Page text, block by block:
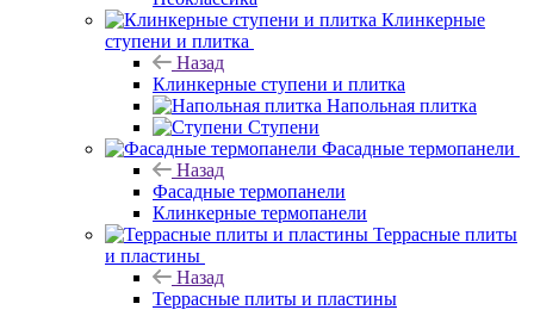
Клинкерные
ступени и плитка
Назад
Клинкерные ступени и плитка
Напольная плитка
Ступени
Фасадные термопанели
Назад
Фасадные термопанели
Клинкерные термопанели
Террасные плиты
и пластины
Назад
Террасные плиты и пластины